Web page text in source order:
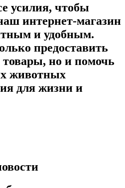
усилия, чтобы
интернет-магазин
и удобным.
предоставить
но и помочь
животных
для жизни и